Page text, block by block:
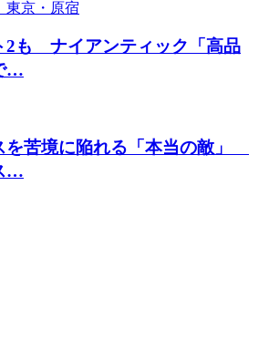
2も ナイアンティック「高品
…
を苦境に陥れる「本当の敵」
…